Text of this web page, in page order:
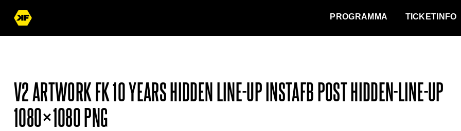
PROGRAMMA TICKETINFO
V2 ARTWORK FK 10 YEARS HIDDEN LINE-UP INSTAFB POST HIDDEN-LINE-UP
1080×1080 PNG